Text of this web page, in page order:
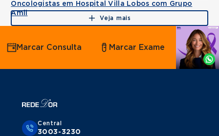
Oncologistas em Hospital Villa Lobos com Grupo
Amil
Veja mais
Agende
por
Whatsapp
Marcar Consulta Marcar Exame
Central
3003-3230